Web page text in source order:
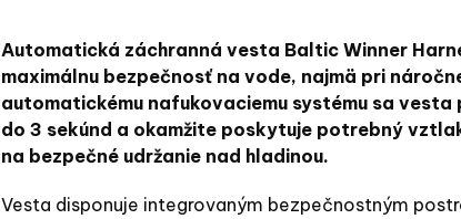
Automatická záchranná vesta Baltic Winner
maximálnu bezpečnosť na vode, najmä pri
automatickému nafukovaciemu systému sa
do 3 sekúnd a okamžite poskytuje potrebný
na bezpečné udržanie nad hladinou.
Vesta disponuje integrovaným bezpečnostným